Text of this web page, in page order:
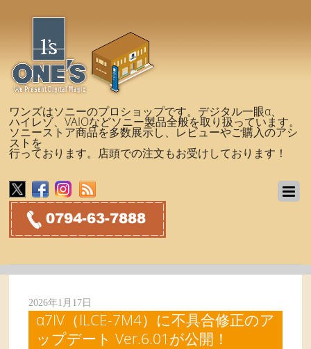
ワンズはソニーのプロショップです。デジタル一眼α、
ハイレゾ、VAIOなどソニー製品全般を取り扱っています。
ソニーストア商品を多数展示し、レビューやご購入のアシ
ストを
行っております。店頭での注文もお受けしております！
2026年1月17日
α7IV（ILCE-7M4）に不具合修正のア
ップデート Ver.6.01が公開！